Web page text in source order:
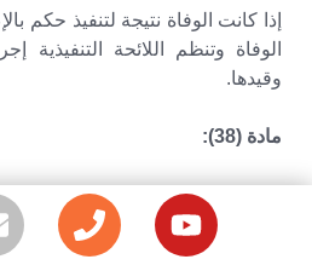
إذا كانت الوفاة نتيجة لتنفيذ حكم
الوفاة وتنظم اللائحة التنفيذية
وقيدها.
مادة (38):
يجب على مكاتب الصحة والجهات
بالدفن فور تلقي التبليغ عن
الطبي الصادر من مفتش الصحة